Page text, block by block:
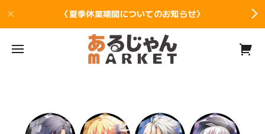
〈夏季休業期間についてのお知らせ〉